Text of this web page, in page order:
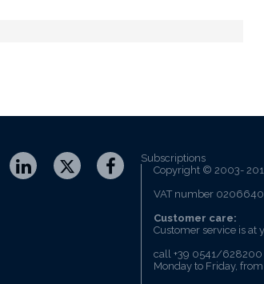
Subscriptions
Copyright © 2003-
VAT number
Customer care:
Customer service is at
call +39 0541/628200
Monday to Friday, from